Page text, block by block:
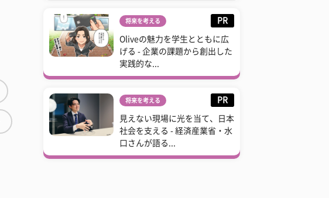
将来を考える PR
Oliveの魅力を学生とともに広
げる - 企業の課題から創出した
実践的な...
将来を考える PR
見えない現場に光を当て、日本
社会を支える - 経済産業省・水
口さんが語る...